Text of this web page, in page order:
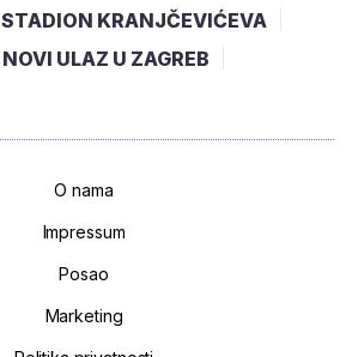
STADION KRANJČEVIĆEVA
NOVI ULAZ U ZAGREB
O nama
Impressum
Posao
Marketing